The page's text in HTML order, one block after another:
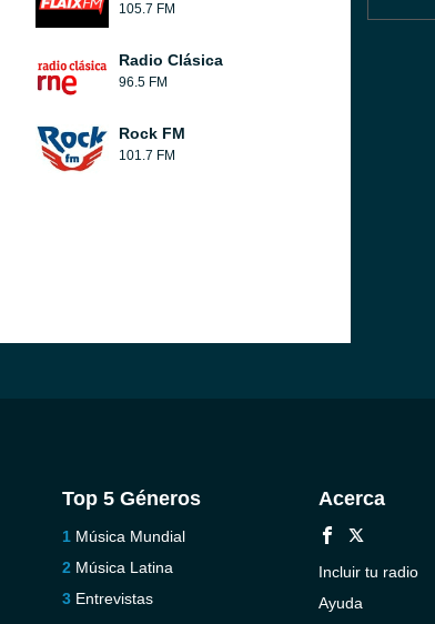
105.7 FM
Radio Clásica
96.5 FM
Rock FM
101.7 FM
Top 5 Géneros
Música Mundial
Música Latina
Entrevistas
Acerca
Incluir tu radio
Ayuda